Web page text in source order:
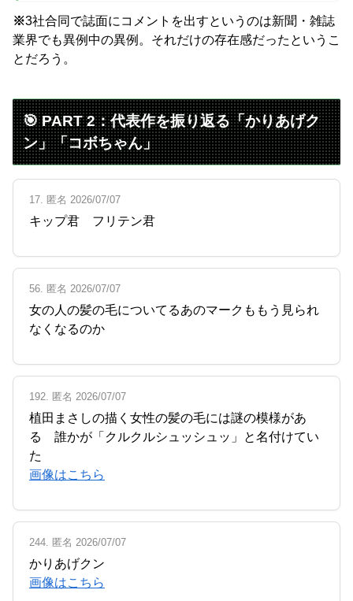
※3社合同で誌面にコメントを出すというのは新聞・雑誌
業界でも異例中の異例。それだけの存在感だったというこ
とだろう。
🎯 PART 2：代表作を振り返る「かりあげク
ン」「コボちゃん」
17. 匿名 2026/07/07
キップ君 フリテン君
56. 匿名 2026/07/07
女の人の髪の毛についてるあのマークももう見られ
なくなるのか
192. 匿名 2026/07/07
植田まさしの描く女性の髪の毛には謎の模様があ
る 誰かが「クルクルシュッシュッ」と名付けてい
た
画像はこちら
244. 匿名 2026/07/07
かりあげクン
画像はこちら